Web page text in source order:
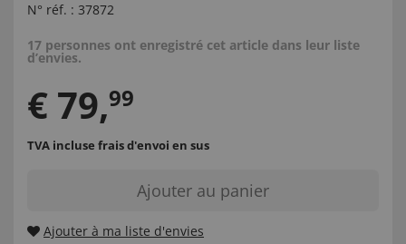
N° réf. : 37872
17 personnes ont enregistré cet article dans leur liste
d’envies.
€ 79,99
TVA incluse frais d'envoi en sus
Ajouter au panier
Ajouter à ma liste d'envies